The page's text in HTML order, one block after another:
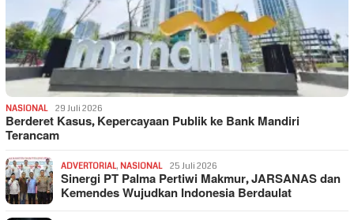
NASIONAL 29 Juli 2026
Berderet Kasus, Kepercayaan Publik ke Bank Mandiri
Terancam
ADVERTORIAL, NASIONAL 25 Juli 2026
Sinergi PT Palma Pertiwi Makmur, JARSANAS dan
Kemendes Wujudkan Indonesia Berdaulat